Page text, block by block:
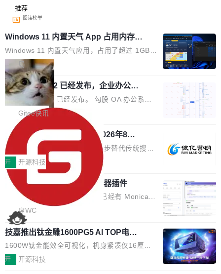
推荐
阅读榜单
Windows 11 内置天气 App 占用内存超
过 1GB
Windows 11 内置天气应用，占用了超过 1GB
内存。 Notebookcheck 的测试发现这个数字
时，反复确认了多次。不是 100MB，不是 500
MB，是 1 个 G。一个显示天气的应用。 Windo
ws 内置应用臃肿早就是老话题了，但一款天气
应用占用内存就超过 1G 还是过于离谱——问题
出在 WebView2。微软的天气 App 本质上是一
个嵌在 Edge WebView 里的网页。它不是一个
「应用」，它是一个运行在浏览器引擎里的网
页，外面套了一层 Windows 的壳。 WebView2
本身就是个内存大户。它加载了完整的 Edge 渲
染引擎，包括 JavaScript 引擎...
局
勾股 OA v6.0.2 已经发布，企业办公系
统勾股 OA v6.0.2 已经发布。 勾股 OA 办公系统
是一款简单实用的开源的企业办公系统。系统集
成了系统设置、附件管理、人事管理、行政管
理、消息管理、资产管理、企业公告、知识网
盘、审批流程设置、办公审批、工作计划、工作
汇报、工作日志、日常办公、财务管理、客户管
理、合同管理、项目管理、任务管理等功能模
块。系统简约，易于功能扩展，方便二次开发，
可以用来做日常 OA，CRM，ERP，业务管理等
系统。 勾股OA6.0.2版本主要是对勾股OA 6第
一个大版本发布的部分功能细节优化和bug问题
修复的版本，具体更新日志如下： 1、补全新版
本的各个审批类型的审批单导出 2、优化各个审
核反确认审批的逻辑，使...
Gitee快讯
942亿赛道如何选对伙伴？2026年8月G
EO公司推荐
当DeepSeek、豆包等大模型逐步替代传统搜索
成为用户获取信息的主要入口,品牌竞争的逻辑变
了:不再是争抢关键词排名,而是想办法进入AI脱
口而出的那个答案。"GEO公司推荐"这个搜索词
背后,折射的是企业面对新兴服务赛道时的集体困
惑——该信谁、看什么、怎么选。 据易观分析
《中国GEO市场产业图谱》数据,2026年中国GE
O行业规模预计达942亿元,同比增长169.7%。G
artner同期预测,传统搜索引擎访问量年内将下滑
25%,AI载体流量占比突破40%;埃森哲2025年中
国消费者调研则指出,37%的用户在有明确购买需
开 开源科技
为什么要开发又一个 AI 浏览器插件
说实话，每次有人问我"市面上已经有 Monica、
Sider、Copilot for Chrome 这些 AI 浏览器插件
了，你为什么还要再做一个"，我都觉得这个问题
问得好。 因为我自己也是从用户变成开发者的。
现有产品的天花板 我用过不少 AI 浏览器插件。
刚开始觉得都挺好——选中一段文字，弹出解
席WC
技嘉推出钛金雕1600PG5 AI TOP电
源：为发烧级主机与本地AI算力打造旗
舰供电方案
1600W钛金能效全可视化，机身紧凑仅16厘米
继2026台北电脑展首度亮相后，技嘉科技近日正
开 开源科技